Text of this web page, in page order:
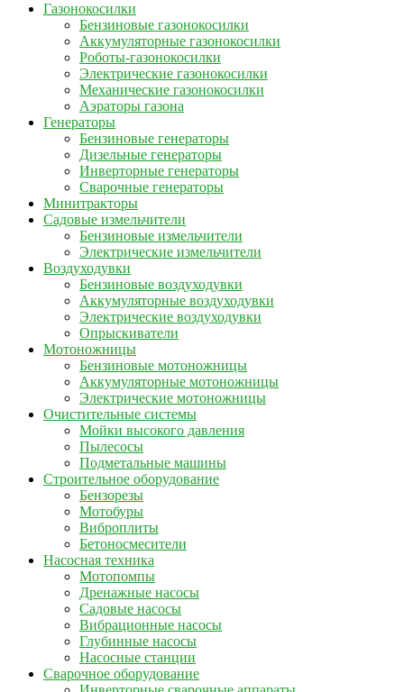
Газонокосилки
Бензиновые газонокосилки
Аккумуляторные газонокосилки
Роботы-газонокосилки
Электрические газонокосилки
Механические газонокосилки
Аэраторы газона
Генераторы
Бензиновые генераторы
Дизельные генераторы
Инверторные генераторы
Сварочные генераторы
Минитракторы
Садовые измельчители
Бензиновые измельчители
Электрические измельчители
Воздуходувки
Бензиновые воздуходувки
Аккумуляторные воздуходувки
Электрические воздуходувки
Опрыскиватели
Мотоножницы
Бензиновые мотоножницы
Аккумуляторные мотоножницы
Электрические мотоножницы
Очистительные системы
Мойки высокого давления
Пылесосы
Подметальные машины
Строительное оборудование
Бензорезы
Мотобуры
Виброплиты
Бетоносмесители
Насосная техника
Мотопомпы
Дренажные насосы
Садовые насосы
Вибрационные насосы
Глубинные насосы
Насосные станции
Сварочное оборудование